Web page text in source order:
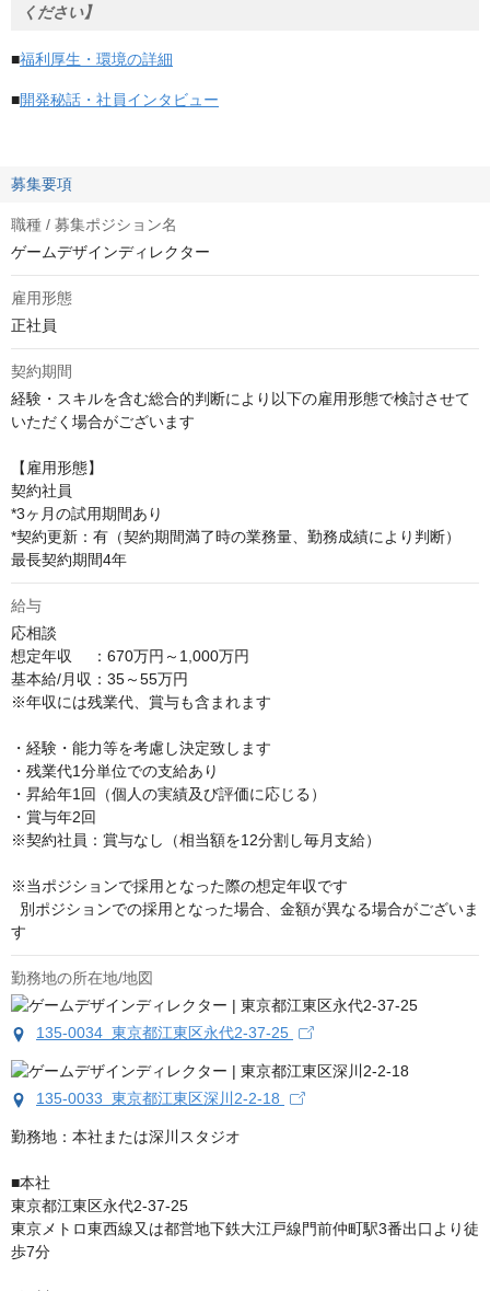
ください】
■福利厚生・環境の詳細
■開発秘話・社員インタビュー
募集要項
職種 / 募集ポジション名
ゲームデザインディレクター
雇用形態
正社員
契約期間
経験・スキルを含む総合的判断により以下の雇用形態で検討させて
いただく場合がございます
【雇用形態】
契約社員
*3ヶ月の試用期間あり
*契約更新：有（契約期間満了時の業務量、勤務成績により判断）
最長契約期間4年
給与
応相談
想定年収　 ：670万円～1,000万円
基本給/月収：35～55万円
※年収には残業代、賞与も含まれます
・経験・能力等を考慮し決定致します
・残業代1分単位での支給あり
・昇給年1回（個人の実績及び評価に応じる）
・賞与年2回
※契約社員：賞与なし（相当額を12分割し毎月支給）
※当ポジションで採用となった際の想定年収です
す
勤務地の所在地/地図
135-0034 東京都江東区永代2-37-25
135-0033 東京都江東区深川2-2-18
勤務地：本社または深川スタジオ
■本社
東京都江東区永代2-37-25
東京メトロ東西線又は都営地下鉄大江戸線門前仲町駅3番出口より徒
歩7分